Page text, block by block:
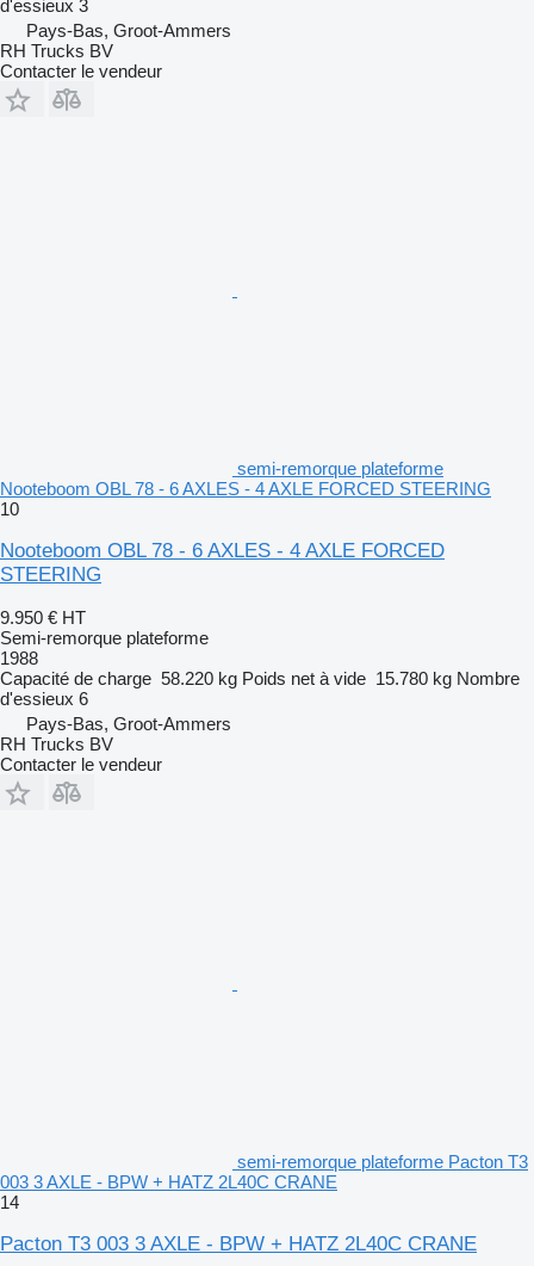
d'essieux 3
Pays-Bas, Groot-Ammers
RH Trucks BV
Contacter le vendeur
semi-remorque plateforme
Nooteboom OBL 78 - 6 AXLES - 4 AXLE FORCED STEERING
10
Nooteboom OBL 78 - 6 AXLES - 4 AXLE FORCED
STEERING
9.950 € HT
Semi-remorque plateforme
1988
Capacité de charge 58.220 kg Poids net à vide 15.780 kg Nombre
d'essieux 6
Pays-Bas, Groot-Ammers
RH Trucks BV
Contacter le vendeur
semi-remorque plateforme Pacton T3
003 3 AXLE - BPW + HATZ 2L40C CRANE
14
Pacton T3 003 3 AXLE - BPW + HATZ 2L40C CRANE